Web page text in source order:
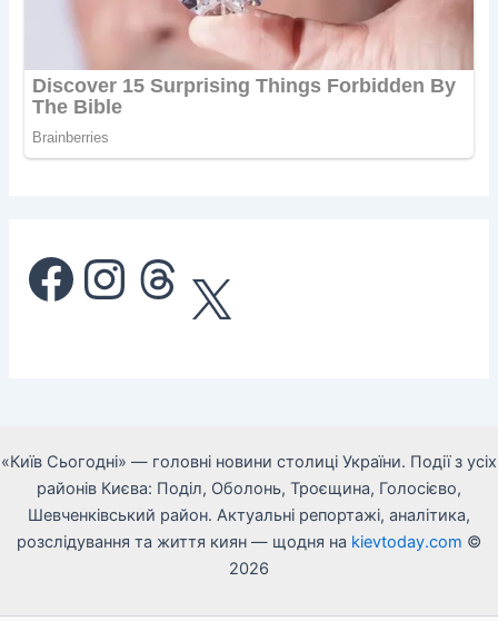
Facebook Instagram Threads X
«Київ Сьогодні» — головні новини столиці України. Події з усіх
районів Києва: Поділ, Оболонь, Троєщина, Голосієво,
Шевченківський район. Актуальні репортажі, аналітика,
розслідування та життя киян — щодня на kievtoday.com ©
2026